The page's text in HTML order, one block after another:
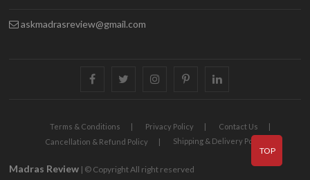
askmadrasreview@gmail.com
facebook twitter instagrampinterestlinkedin
Terms & Conditions Privacy Policy
Contact Us
Cancellation & Refund Policy
Shipping & Delivery Policy
Madras Review | © Copyright All right reserved
TOP